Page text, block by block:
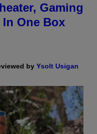
Gaming
One Box
by Ysolt Usigan